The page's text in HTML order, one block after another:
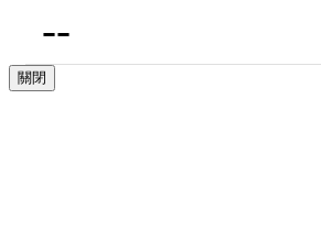
--
關閉